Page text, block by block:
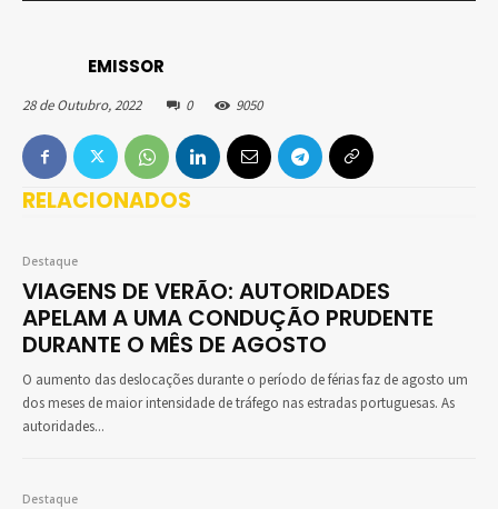
EMISSOR
28 de Outubro, 2022 0 9050
RELACIONADOS
Destaque
VIAGENS DE VERÃO: AUTORIDADES
APELAM A UMA CONDUÇÃO PRUDENTE
DURANTE O MÊS DE AGOSTO
O aumento das deslocações durante o período de férias faz de agosto um
dos meses de maior intensidade de tráfego nas estradas portuguesas. As
autoridades...
Destaque